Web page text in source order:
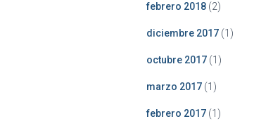
febrero 2018(2)
diciembre 2017(1)
octubre 2017(1)
marzo 2017(1)
febrero 2017(1)